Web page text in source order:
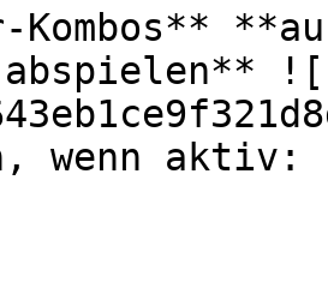
Kombos**
abspielen**
wenn aktiv: